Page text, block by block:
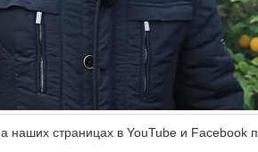
наших страницах в YouTube и